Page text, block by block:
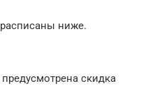
ниже.
скидка